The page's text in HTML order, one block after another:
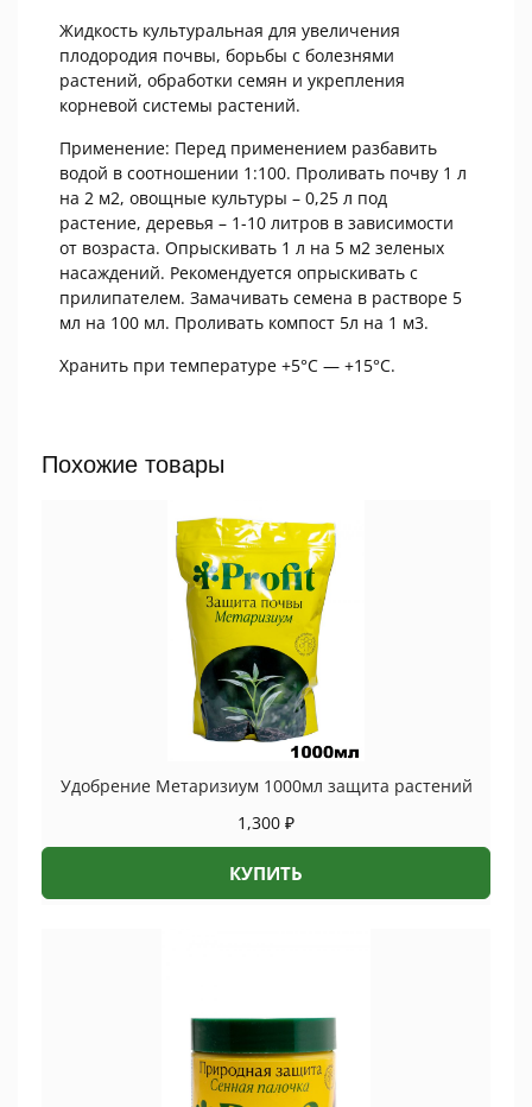
Жидкость культуральная для увеличения
плодородия почвы, борьбы с болезнями
растений, обработки семян и укрепления
корневой системы растений.
Применение: Перед применением разбавить
водой в соотношении 1:100. Проливать почву 1 л
на 2 м2, овощные культуры – 0,25 л под
растение, деревья – 1-10 литров в зависимости
от возраста. Опрыскивать 1 л на 5 м2 зеленых
насаждений. Рекомендуется опрыскивать с
прилипателем. Замачивать семена в растворе 5
мл на 100 мл. Проливать компост 5л на 1 м3.
Хранить при температуре +5°С — +15°С.
Похожие товары
Удобрение Метаризиум 1000мл защита растений
1,300 ₽
КУПИТЬ